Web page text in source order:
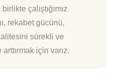
çalıştığımız
rekabet gücünü,
sürekli ve
için varız.